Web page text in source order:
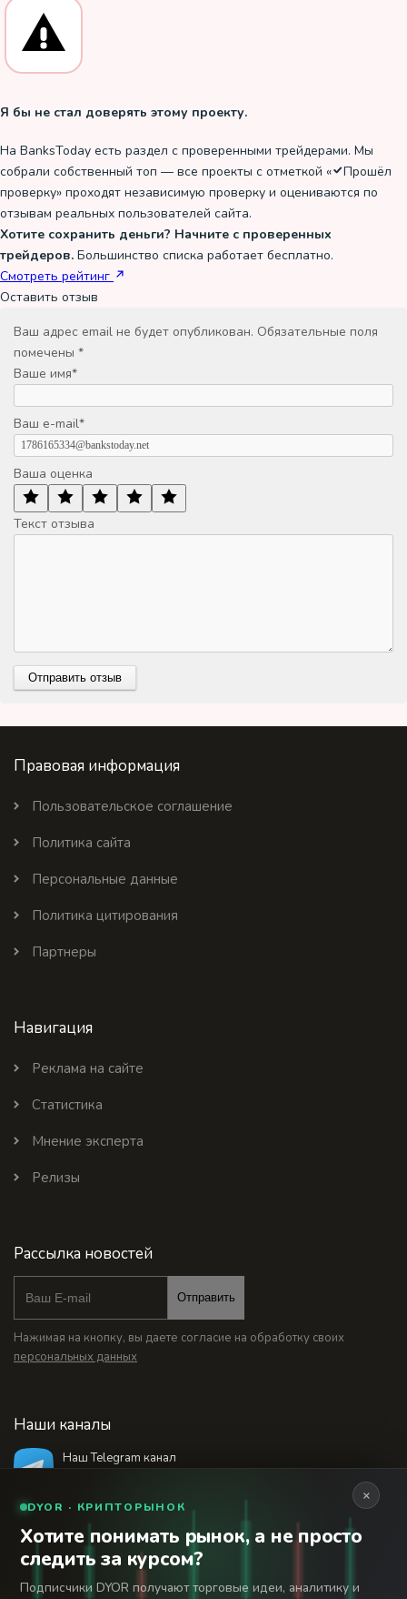
Я бы не стал доверять этому проекту.
На BanksToday есть раздел с проверенными трейдерами. Мы
собрали собственный топ — все проекты с отметкой «
Прошёл
проверку» проходят независимую проверку и оцениваются по
отзывам реальных пользователей сайта.
Хотите сохранить деньги? Начните с проверенных
трейдеров. Большинство списка работает бесплатно.
Смотреть рейтинг
Оставить отзыв
Ваш адрес email не будет опубликован. Обязательные поля
помечены *
Ваше имя*
Ваш e-mail*
Ваша оценка
Текст отзыва
Правовая информация
Пользовательское соглашение
Политика сайта
Персональные данные
Политика цитирования
Партнеры
Навигация
Реклама на сайте
Статистика
Мнение эксперта
Релизы
Рассылка новостей
Отправить
Нажимая на кнопку, вы даете согласие на обработку своих
персональных данных
Наши каналы
Наш Telegram канал
18+
© 2026 Финансовый интернет-портал «Банки
Сегодня». Используя сайт BanksToday.net вы
×
DYOR · КРИПТОРЫНОК
Хотите понимать рынок, а не просто
следить за курсом?
Подписчики DYOR получают торговые идеи, аналитику и